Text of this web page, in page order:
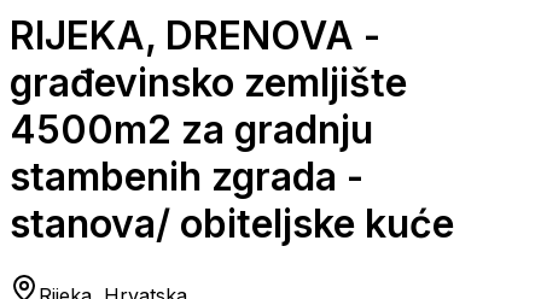
RIJEKA, DRENOVA -
građevinsko zemljište
4500m2 za gradnju
stambenih zgrada -
stanova/ obiteljske kuće